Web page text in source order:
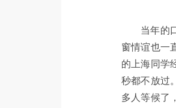
当年的
窗情谊也一
的上海同学
秒都不放过
多人等候了